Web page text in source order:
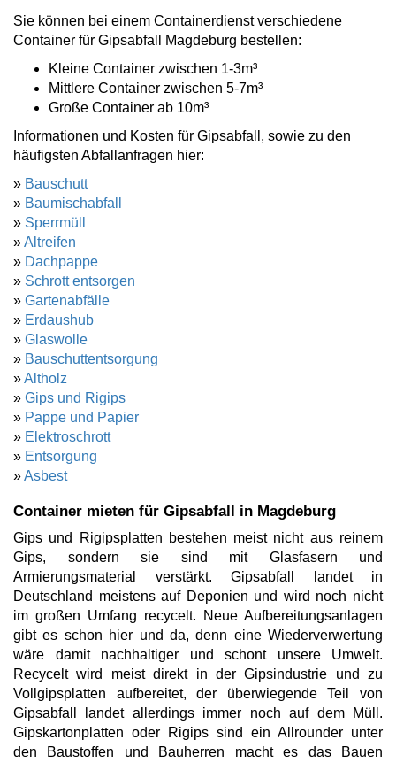
Sie können bei einem Containerdienst verschiedene
Container für Gipsabfall Magdeburg bestellen:
Kleine Container zwischen 1-3m³
Mittlere Container zwischen 5-7m³
Große Container ab 10m³
Informationen und Kosten für Gipsabfall, sowie zu den
häufigsten Abfallanfragen hier:
» Bauschutt
» Baumischabfall
» Sperrmüll
»Altreifen
» Dachpappe
» Schrott entsorgen
» Gartenabfälle
» Erdaushub
» Glaswolle
» Bauschuttentsorgung
»Altholz
» Gips und Rigips
» Pappe und Papier
» Elektroschrott
» Entsorgung
»Asbest
Container mieten für Gipsabfall in Magdeburg
Gips und Rigipsplatten bestehen meist nicht aus reinem
Gips, sondern sie sind mit Glasfasern und
Armierungsmaterial verstärkt. Gipsabfall landet in
Deutschland meistens auf Deponien und wird noch nicht
im großen Umfang recycelt. Neue Aufbereitungsanlagen
gibt es schon hier und da, denn eine Wiederverwertung
wäre damit nachhaltiger und schont unsere Umwelt.
Recycelt wird meist direkt in der Gipsindustrie und zu
Vollgipsplatten aufbereitet, der überwiegende Teil von
Gipsabfall landet allerdings immer noch auf dem Müll.
Gipskartonplatten oder Rigips sind ein Allrounder unter
den Baustoffen und Bauherren macht es das Bauen